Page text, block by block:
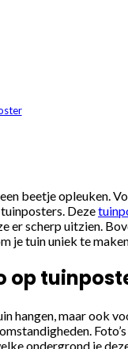
beetje opleuken.
Deze
scherp uitzien.
je tuin uniek te
op
hangen, maar ook
ondergrond je